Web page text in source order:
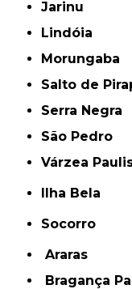
Jarinu
Lindóia
Morungaba
Salto de
Serra Negra
São Pedro
Várzea
Ilha Bela
Socorro
Araras
Bragança